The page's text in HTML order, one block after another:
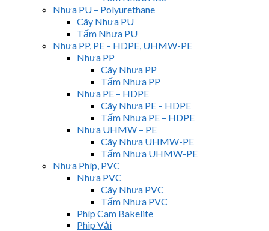
Nhựa PU – Polyurethane
Cây Nhựa PU
Tấm Nhựa PU
Nhựa PP, PE – HDPE, UHMW-PE
Nhựa PP
Cây Nhựa PP
Tấm Nhựa PP
Nhựa PE – HDPE
Cây Nhựa PE – HDPE
Tấm Nhựa PE – HDPE
Nhựa UHMW – PE
Cây Nhựa UHMW-PE
Tấm Nhựa UHMW-PE
Nhựa Phíp, PVC
Nhựa PVC
Cây Nhựa PVC
Tấm Nhựa PVC
Phíp Cam Bakelite
Phip Vải